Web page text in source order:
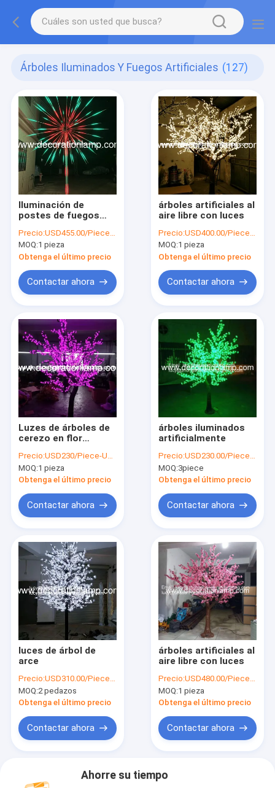
Árboles Iluminados Y Fuegos Artificiales (127)
Iluminación de
postes de fuegos
Precio:USD455.00/Piece-USD470.00/Piece
MOQ:1 pieza
Obtenga el último precio
Contactar ahora
árboles artificiales al
aire libre con luces
Precio:USD400.00/Piece-USD420.00/Piece
MOQ:1 pieza
Obtenga el último precio
Contactar ahora
Luzes de árboles de
cerezo en flor
Precio:USD230/Piece-USD280/Piece
MOQ:1 pieza
Obtenga el último precio
Contactar ahora
árboles iluminados
artificialmente
Precio:USD230.00/Piece-USD250.00/Piece
MOQ:3piece
Obtenga el último precio
Contactar ahora
luces de árbol de
arce
Precio:USD310.00/Piece-USD330.00/Piece
MOQ:2 pedazos
Obtenga el último precio
Contactar ahora
árboles artificiales al
aire libre con luces
Precio:USD480.00/Piece-USD500.00/Piece
MOQ:1 pieza
Obtenga el último precio
Contactar ahora
Ahorre su tiempo